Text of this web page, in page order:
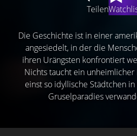
Teilen
Die Geschichte ist in einer
angesiedelt, in der die
ihren Urängsten konfrontiert
Nichts taucht ein
einst so idyllische Städtchen
Gruselparadies